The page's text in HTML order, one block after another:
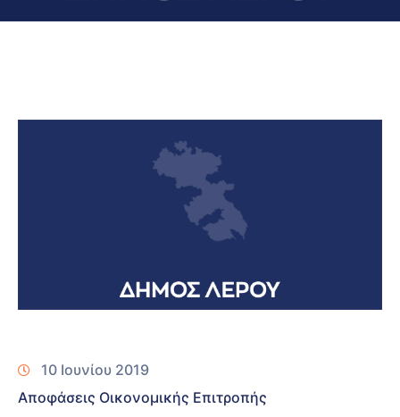
10 Ιουνίου 2019
Αποφάσεις Οικονομικής Επιτροπής